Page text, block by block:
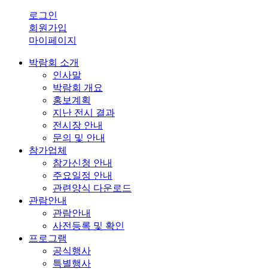
로그인
회원가입
마이페이지
박람회 소개
인사말
박람회 개요
홍보계획
지난 전시 결과
전시장 안내
문의 및 안내
참가업체
참가신청 안내
주요일정 안내
관련양식 다운로드
관람안내
관람안내
사전등록 및 확인
프로그램
공식행사
특별행사